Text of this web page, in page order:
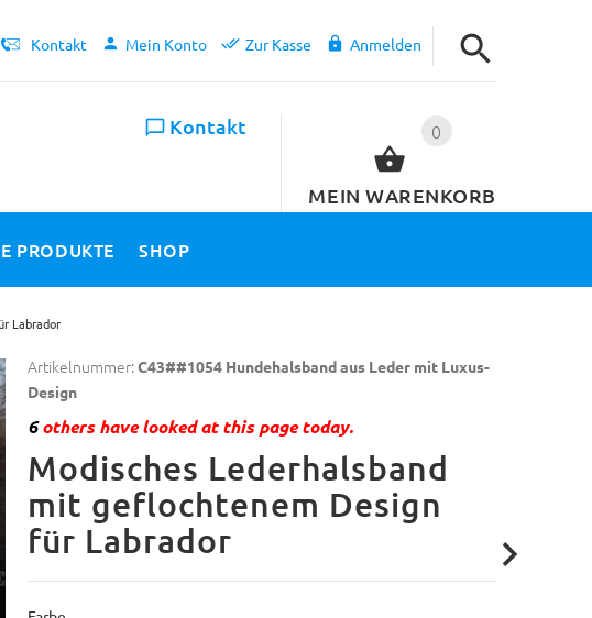
Kontakt Mein Konto Zur Kasse Anmelden
0
MEIN WARENKORB
Kontakt
PRODUKTE SHOP
Labrador
Artikelnummer:C43##1054 Hundehalsband aus Leder mit Luxus-
Design
6others have looked at this page today.
Modisches Lederhalsband
mit geflochtenem Design
für Labrador